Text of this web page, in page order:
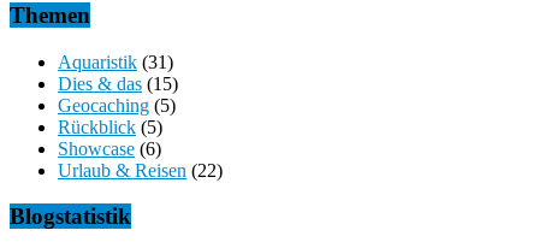
Themen
Aquaristik (31)
Dies & das (15)
Geocaching (5)
Rückblick (5)
Showcase (6)
Urlaub & Reisen (22)
Blogstatistik